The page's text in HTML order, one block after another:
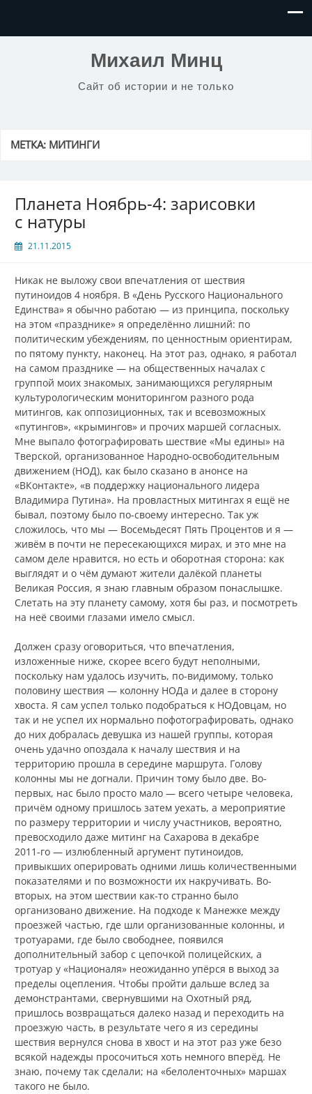
Михаил Минц
Сайт об истории и не только
МЕТКА: МИТИНГИ
Планета Ноябрь-4: зарисовки
с натуры
21.11.2015
Никак не выложу свои впечатления от шествия
путиноидов 4 ноября. В «День Русского Национального
Единства» я обычно работаю — из принципа, поскольку
на этом «празднике» я определённо лишний: по
политическим убеждениям, по ценностным ориентирам,
по пятому пункту, наконец. На этот раз, однако, я работал
на самом празднике — на общественных началах с
группой моих знакомых, занимающихся регулярным
культурологическим мониторингом разного рода
митингов, как оппозиционных, так и всевозможных
«путингов», «крымингов» и прочих маршей согласных.
Мне выпало фотографировать шествие «Мы едины» на
Тверской, организованное Народно-освободительным
движением (НОД), как было сказано в анонсе на
«ВКонтакте», «в поддержку национального лидера
Владимира Путина». На провластных митингах я ещё не
бывал, поэтому было по-своему интересно. Так уж
сложилось, что мы — Восемьдесят Пять Процентов и я —
живём в почти не пересекающихся мирах, и это мне на
самом деле нравится, но есть и оборотная сторона: как
выглядят и о чём думают жители далёкой планеты
Великая Россия, я знаю главным образом понаслышке.
Слетать на эту планету самому, хотя бы раз, и посмотреть
на неё своими глазами имело смысл.
Должен сразу оговориться, что впечатления,
изложенные ниже, скорее всего будут неполными,
поскольку нам удалось изучить, по-видимому, только
половину шествия — колонну НОДа и далее в сторону
хвоста. Я сам успел только подобраться к НОДовцам, но
так и не успел их нормально пофотографировать, однако
до них добралась девушка из нашей группы, которая
очень удачно опоздала к началу шествия и на
территорию прошла в середине маршрута. Голову
колонны мы не догнали. Причин тому было две. Во-
первых, нас было просто мало — всего четыре человека,
причём одному пришлось затем уехать, а мероприятие
по размеру территории и числу участников, вероятно,
превосходило даже митинг на Сахарова в декабре
2011‑го — излюбленный аргумент путиноидов,
привыкших оперировать одними лишь количественными
показателями и по возможности их накручивать. Во-
вторых, на этом шествии как-то странно было
организовано движение. На подходе к Манежке между
проезжей частью, где шли организованные колонны, и
тротуарами, где было свободнее, появился
дополнительный забор с цепочкой полицейских, а
тротуар у «Националя» неожиданно упёрся в выход за
пределы оцепления. Чтобы пройти дальше вслед за
демонстрантами, свернувшими на Охотный ряд,
пришлось возвращаться далеко назад и переходить на
проезжую часть, в результате чего я из середины
шествия вернулся снова в хвост и на этот раз уже безо
всякой надежды просочиться хоть немного вперёд. Не
знаю, почему так сделали; на «белоленточных» маршах
такого не было.